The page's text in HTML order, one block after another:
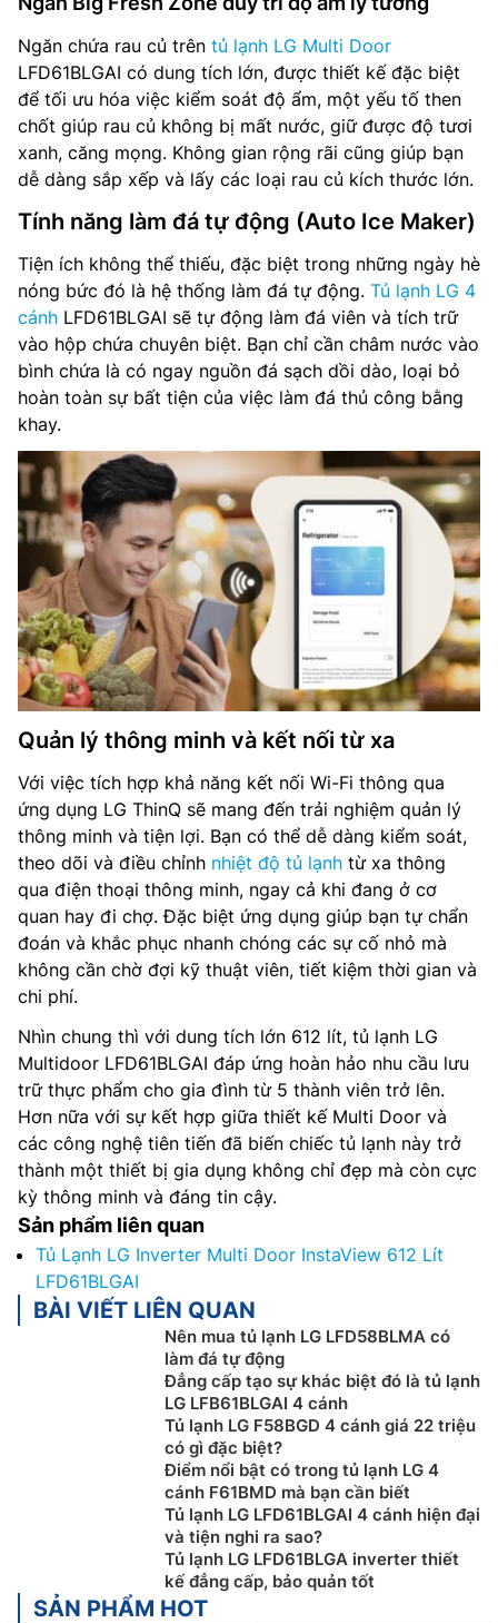
Ngăn chứa rau củ trên tủ lạnh LG Multi Door
LFD61BLGAI có dung tích lớn, được thiết kế đặc biệt
để tối ưu hóa việc kiểm soát độ ẩm, một yếu tố then
chốt giúp rau củ không bị mất nước, giữ được độ tươi
xanh, căng mọng. Không gian rộng rãi cũng giúp bạn
dễ dàng sắp xếp và lấy các loại rau củ kích thước lớn.
Tính năng làm đá tự động (Auto Ice Maker)
Tiện ích không thể thiếu, đặc biệt trong những ngày hè
nóng bức đó là hệ thống làm đá tự động. Tủ lạnh LG 4
cánh LFD61BLGAI sẽ tự động làm đá viên và tích trữ
vào hộp chứa chuyên biệt. Bạn chỉ cần châm nước vào
bình chứa là có ngay nguồn đá sạch dồi dào, loại bỏ
hoàn toàn sự bất tiện của việc làm đá thủ công bằng
khay.
Quản lý thông minh và kết nối từ xa
Với việc tích hợp khả năng kết nối Wi-Fi thông qua
ứng dụng LG ThinQ sẽ mang đến trải nghiệm quản lý
thông minh và tiện lợi. Bạn có thể dễ dàng kiểm soát,
theo dõi và điều chỉnh nhiệt độ tủ lạnh từ xa thông
qua điện thoại thông minh, ngay cả khi đang ở cơ
quan hay đi chợ. Đặc biệt ứng dụng giúp bạn tự chẩn
đoán và khắc phục nhanh chóng các sự cố nhỏ mà
không cần chờ đợi kỹ thuật viên, tiết kiệm thời gian và
chi phí.
Nhìn chung thì với dung tích lớn 612 lít, tủ lạnh LG
Multidoor LFD61BLGAI đáp ứng hoàn hảo nhu cầu lưu
trữ thực phẩm cho gia đình từ 5 thành viên trở lên.
Hơn nữa với sự kết hợp giữa thiết kế Multi Door và
các công nghệ tiên tiến đã biến chiếc tủ lạnh này trở
thành một thiết bị gia dụng không chỉ đẹp mà còn cực
kỳ thông minh và đáng tin cậy.
Sản phẩm liên quan
Tủ Lạnh LG Inverter Multi Door InstaView 612 Lít
LFD61BLGAI
BÀI VIẾT LIÊN QUAN
Nên mua tủ lạnh LG LFD58BLMA có
làm đá tự động
Đẳng cấp tạo sự khác biệt đó là tủ lạnh
LG LFB61BLGAI 4 cánh
Tủ lạnh LG F58BGD 4 cánh giá 22 triệu
có gì đặc biệt?
Điểm nổi bật có trong tủ lạnh LG 4
cánh F61BMD mà bạn cần biết
Tủ lạnh LG LFD61BLGAI 4 cánh hiện đại
và tiện nghi ra sao?
Tủ lạnh LG LFD61BLGA inverter thiết
kế đẳng cấp, bảo quản tốt
SẢN PHẨM HOT